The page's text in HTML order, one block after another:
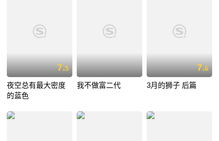
7.5
夜空总有最大密度
的蓝色
我不做富二代
7.6
3月的狮子 后篇